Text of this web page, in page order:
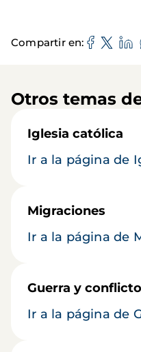
Compartir en
Otros temas
Iglesia católica
Ir a la página de
Migraciones
Ir a la página de
Guerra y conflicto
Ir a la página de